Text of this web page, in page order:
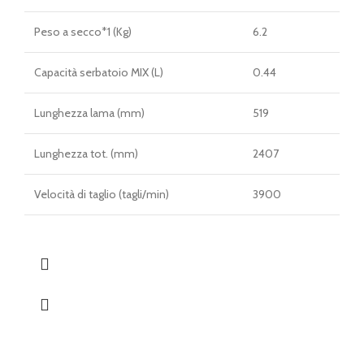
Peso a secco*1 (Kg) 6.2
Capacità serbatoio MIX (L) 0.44
Lunghezza lama (mm) 519
Lunghezza tot. (mm) 2407
Velocità di taglio (tagli/min) 3900